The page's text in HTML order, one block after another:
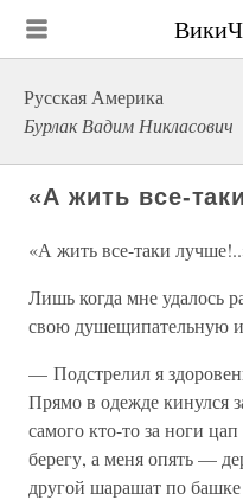
Русская Америка
Бурлак Вадим Никласович
«А жить все-
«А жить все-таки
Лишь когда мне удалось
свою душещипательную
— Подстрелил я
Прямо в одежде кинулся
самого кто-то за ноги
берегу, а меня опять —
другой шарашат по